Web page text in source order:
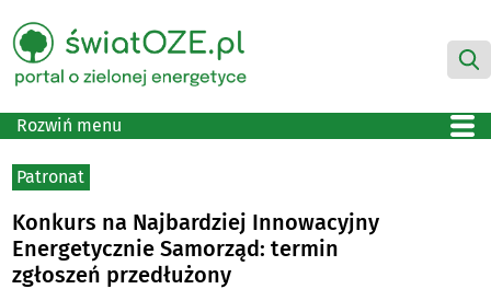
Rozwiń menu
Patronat
Konkurs na Najbardziej Innowacyjny
Energetycznie Samorząd: termin
zgłoszeń przedłużony